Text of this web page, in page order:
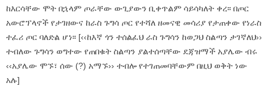
ከእርሳቸው ሞት በኋላም ጦራቸው ውጊያውን ቢቀጥልም ሳይሳካለት ቀረ፡፡ በጦር
አውሮፕላኖች የታገዘውና ከራስ ጉግሳ ጦር የተሻለ ዘመናዊ መሳሪያ የታጠቀው የነራስ
ተፈሪ ጦር ባለድል ሆነ፡፡ [‹‹ከእኛ ጎን ተሰልፈህ ራስ ጉግሳን ከወጋህ ስልጣን ታገኛለህ››
ተብለው ጉግሳን ወግተው የጠበቁት ስልጣን ያልተሰጣቸው ደጃዝማች አያሌው ብሩ
‹‹አያሌው ሞኙ፣ ሰው (?) አማኙ›› ተብሎ የተገጠመባቸውም በዚህ ወቅት ነው
አሉ]